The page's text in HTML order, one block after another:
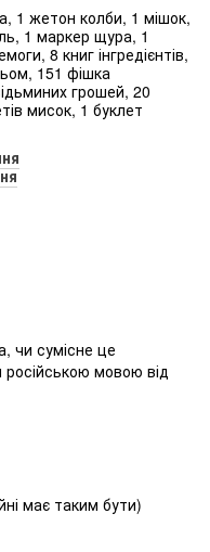
1 жетон колби, 1 мішок,
1 маркер щура, 1
8 книг інгредієнтів,
151 фішка
грошей, 20
мисок, 1 буклет
чи сумісне це
російською мовою від
має таким бути)